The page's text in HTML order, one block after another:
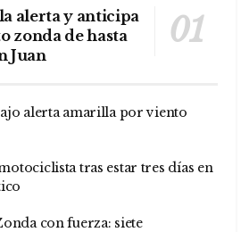
alerta y anticipa
zonda de hasta
Juan
alerta amarilla por viento
tras estar tres días en
con fuerza: siete